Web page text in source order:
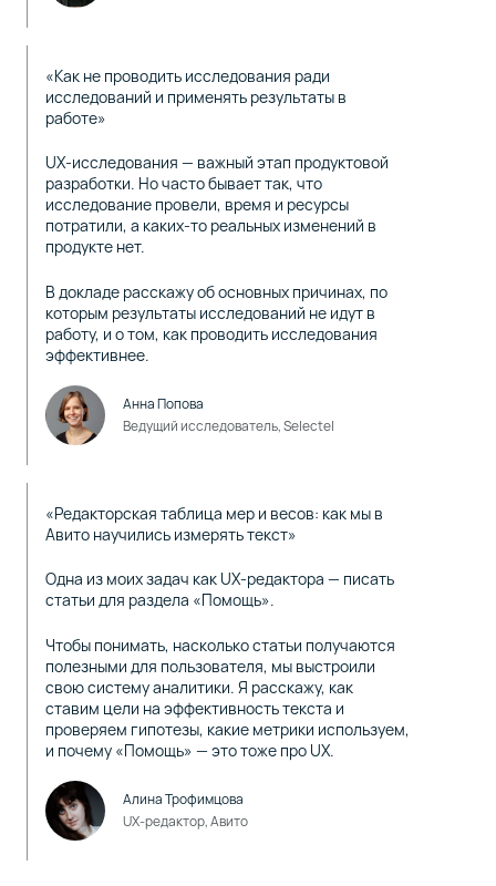
«Как не проводить исследования ради
исследований и применять результаты в
работе»
UX-исследования — важный этап продуктовой
разработки. Но часто бывает так, что
исследование провели, время и ресурсы
потратили, а каких-то реальных изменений в
продукте нет.
В докладе расскажу об основных причинах, по
которым результаты исследований не идут в
работу, и о том, как проводить исследования
эффективнее.
Анна Попова
Ведущий исследователь, Selectel
«Редакторская таблица мер и весов: как мы в
Авито научились измерять текст»
Одна из моих задач как UX-редактора — писать
статьи для раздела «Помощь».
Чтобы понимать, насколько статьи получаются
полезными для пользователя, мы выстроили
свою систему аналитики. Я расскажу, как
ставим цели на эффективность текста и
проверяем гипотезы, какие метрики используем,
и почему «Помощь» — это тоже про UX.
Алина Трофимцова
UX-редактор, Авито